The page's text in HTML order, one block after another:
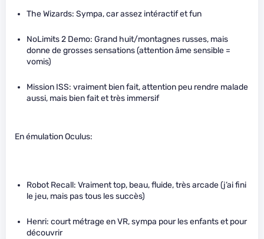
The Wizards: Sympa, car assez intéractif et fun
NoLimits 2 Demo: Grand huit/montagnes russes, mais
donne de grosses sensations (attention âme sensible =
vomis)
Mission ISS: vraiment bien fait, attention peu rendre malade
aussi, mais bien fait et très immersif
En émulation Oculus:
Robot Recall: Vraiment top, beau, fluide, très arcade (j’ai fini
le jeu, mais pas tous les succès)
Henri: court métrage en VR, sympa pour les enfants et pour
découvrir